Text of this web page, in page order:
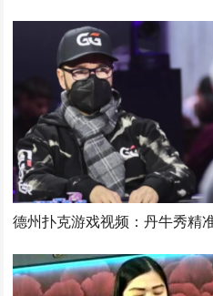
德州扑克游戏视频：丹牛秀精